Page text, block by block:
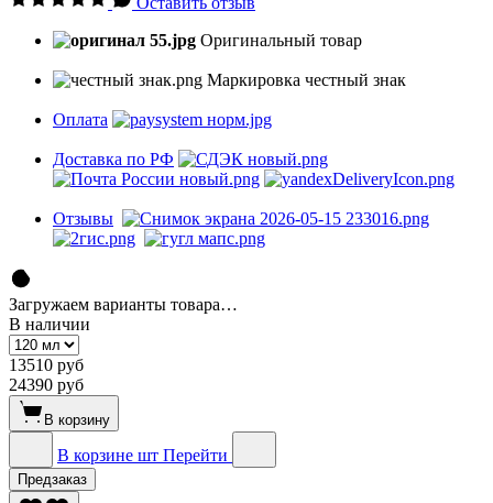
Оригинальный товар
Маркировка честный знак
Оплата
Доставка по РФ
Отзывы
Загружаем варианты товара…
В наличии
13510 руб
24390 руб
В корзину
В корзине шт Перейти
Предзаказ